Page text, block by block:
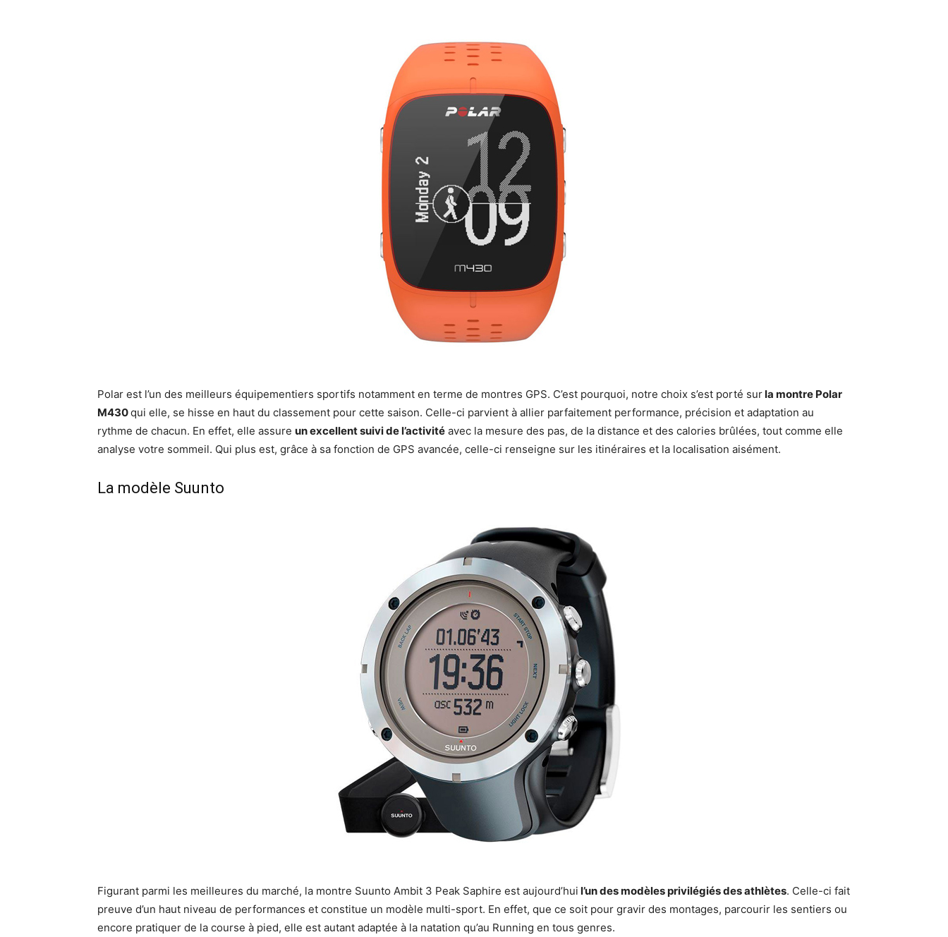
Polar est l’un des meilleurs équipementiers sportifs notamment en terme de montres GPS. C’est pourquoi, notre choix s’est porté surla montre Polar
M430qui elle, se hisse en haut du classement pour cette saison. Celle-ci parvient à allier parfaitement performance, précision et adaptation au
rythme de chacun. En effet, elle assure un excellent suivi de l’activité avec la mesure des pas, de la distance et des calories brûlées, tout comme elle
analyse votre sommeil. Qui plus est, grâce à sa fonction de GPS avancée, celle-ci renseigne sur les itinéraires et la localisation aisément.
La modèle Suunto
Figurant parmi les meilleures du marché, la montre Suunto Ambit 3 Peak Saphire est aujourd’hui l’un des modèles privilégiés des athlètes. Celle-ci fait
preuve d’un haut niveau de performances et constitue un modèle multi-sport. En effet, que ce soit pour gravir des montages, parcourir les sentiers ou
encore pratiquer de la course à pied, elle est autant adaptée à la natation qu’au Running en tous genres.